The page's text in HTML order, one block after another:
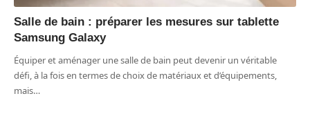
Salle de bain : préparer les mesures sur tablette
Samsung Galaxy
Équiper et aménager une salle de bain peut devenir un véritable
défi, à la fois en termes de choix de matériaux et d’équipements,
mais…